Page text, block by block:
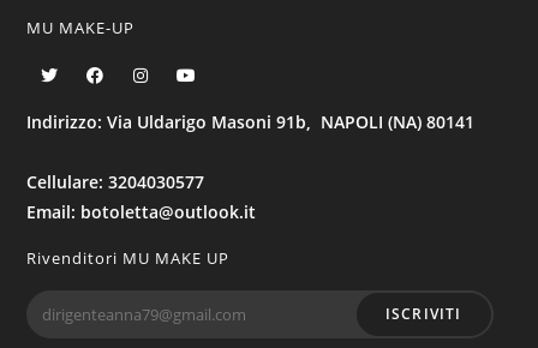
MU MAKE-UP
Indirizzo: Via Uldarigo Masoni 91b, NAPOLI (NA) 80141
Cellulare: 3204030577
Email: botoletta@outlook.it
Rivenditori MU MAKE UP
ISCRIVITI